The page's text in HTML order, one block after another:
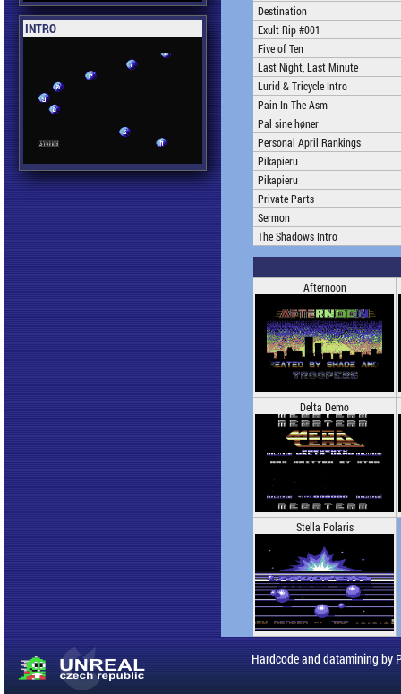
INTRO
Destination
Exult Rip #001
Five of Ten
Last Night, Last Minute
Lurid & Tricycle Intro
Pain In The Asm
Pal sine høner
Personal April Rankings
Pikapieru
Pikapieru
Private Parts
Sermon
The Shadows Intro
Afternoon
Delta Demo
Stella Polaris
Hardcode and datamining by